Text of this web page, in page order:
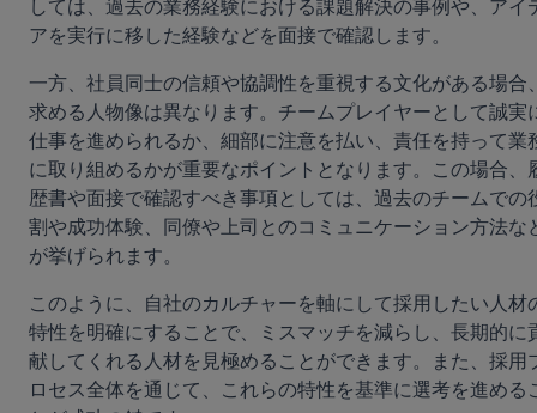
しては、過去の業務経験における課題解決の事例や、アイ
アを実行に移した経験などを面接で確認します。
一方、社員同士の信頼や協調性を重視する文化がある場合
求める人物像は異なります。チームプレイヤーとして誠実
仕事を進められるか、細部に注意を払い、責任を持って業
に取り組めるかが重要なポイントとなります。この場合、
歴書や面接で確認すべき事項としては、過去のチームでの
割や成功体験、同僚や上司とのコミュニケーション方法な
が挙げられます。
このように、自社のカルチャーを軸にして採用したい人材
特性を明確にすることで、ミスマッチを減らし、長期的に
献してくれる人材を見極めることができます。また、採用
ロセス全体を通じて、これらの特性を基準に選考を進める